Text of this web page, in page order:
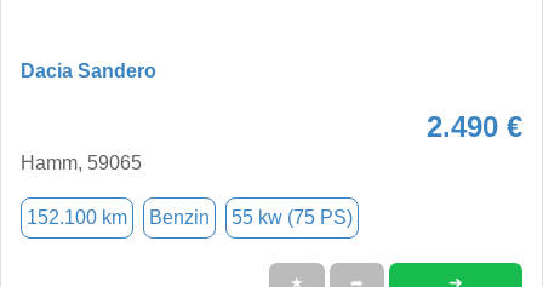
Dacia Sandero
2.490 €
Hamm, 59065
152.100 km Benzin 55 kw (75 PS)
★ ➦ ➜